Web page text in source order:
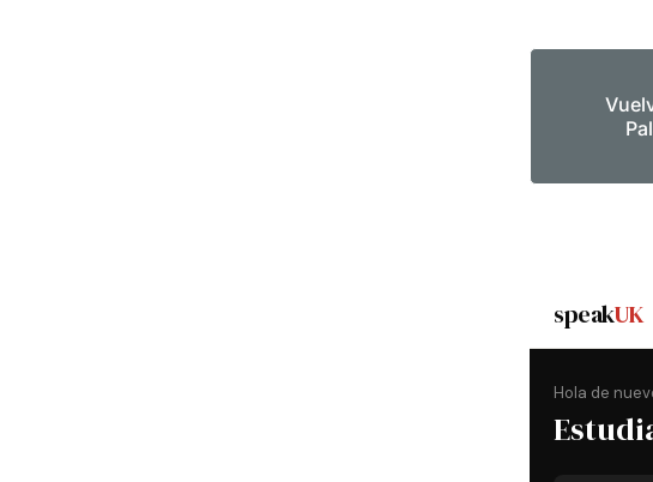
speakUK
Hola de